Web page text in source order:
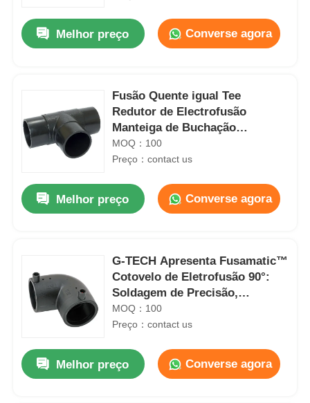
Melhor preço Converse agora
Fusão Quente igual Tee
Redutor de Electrofusão
Manteiga de Buchação
Manteiga de Tubo HDPE
MOQ：100
Preço：contact us
Melhor preço Converse agora
G-TECH Apresenta Fusamatic™
Cotovelo de Eletrofusão 90°:
Soldagem de Precisão,
Automação Simplificada
MOQ：100
Preço：contact us
Melhor preço Converse agora